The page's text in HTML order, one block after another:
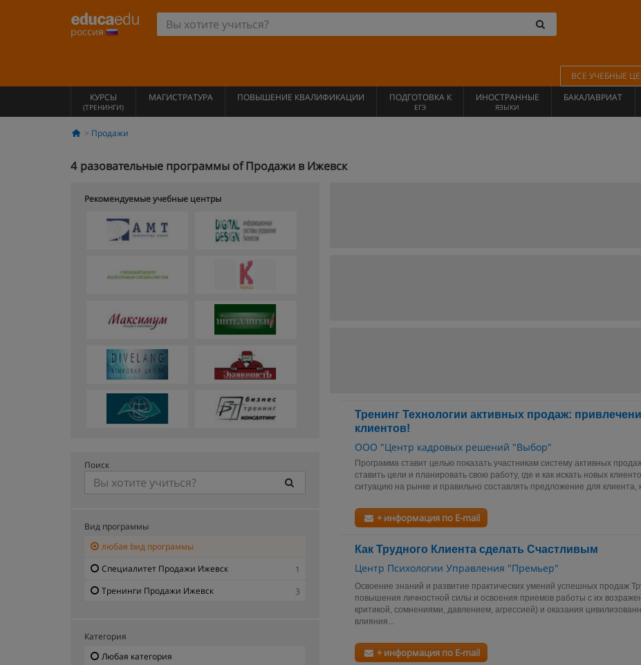
россия
ВСЕ УЧЕБНЫЕ
КУРСЫ
(ТРЕНИНГИ)
МАГИСТРАТУРА ПОВЫШЕНИЕ КВАЛИФИКАЦИИ ПОДГОТОВКА К
ЕГЭ
ИНОСТРАННЫЕ
ЯЗЫКИ
БАКАЛАВРИАТ
Продажи
4 разовательные программы of Продажи в Ижевск
Тренинг Технологии активных продаж:
клиентов!
ООО "Центр кадровых решений "Выбор"
Программа ставит целью показать участникам систему активных
ставить цели и планировать свою работу, где и как искать новых
ситуацию на рынке и правильно составлять предложение для клиента,
+ информация по E-mail
Как Трудного Клиента сделать Счастливым
Центр Психологии Управления "Премьер"
Освоение знаний и развитие практических умений успешных продаж
повышения личностной силы и освоения приемов работы с их
критикой, сомнениями, давлением, агрессией) и оказания
влияния...
+ информация по E-mail
Рекомендуемые учебные центры
Поиск
Вид программы
любая bид программы
Специалитет Продажи Ижевск
1
Тренинги Продажи Ижевск
3
Категория
Любая категория